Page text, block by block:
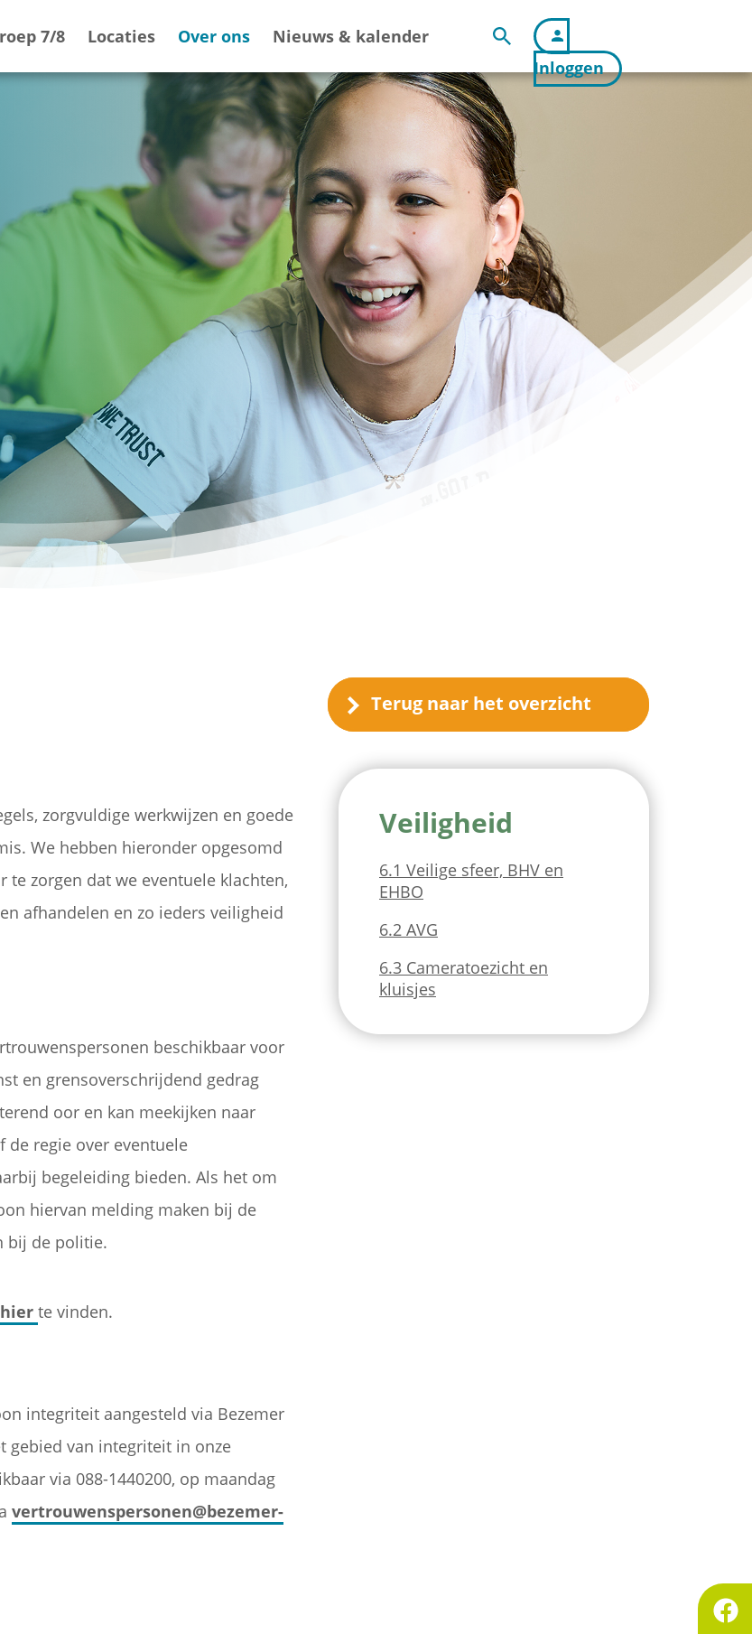
7/8 Locaties Over ons Nieuws & kalender
Inloggen
zorgvuldige werkwijzen en goede
We hebben hieronder opgesomd
zorgen dat we eventuele klachten,
afhandelen en zo ieders veiligheid
beschikbaar voor
en grensoverschrijdend gedrag
oor en kan meekijken naar
regie over eventuele
begeleiding bieden. Als het om
hiervan melding maken bij de
bij de politie.
hier te vinden.
integriteit aangesteld via Bezemer
gebied van integriteit in onze
via 088-1440200, op maandag
vertrouwenspersonen@bezemer-
Terug naar het overzicht
Veiligheid
6.1 Veilige sfeer, BHV en
EHBO
6.2 AVG
6.3 Cameratoezicht en
kluisjes